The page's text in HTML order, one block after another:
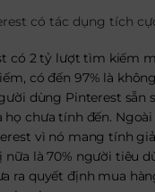
có tác dụng tích
có 2 tỷ lượt tìm kiếm
có đến 97% là
dùng Pinterest sẵn
chưa tính đến. Ngoài
vì nó mang tính
nữa là 70% người tiêu
ra quyết định mua